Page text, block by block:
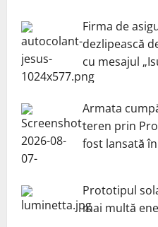
Firma de
dezlipească
cu mesajul
Armata
teren prin
fost lansată în
Prototipul
mai multă